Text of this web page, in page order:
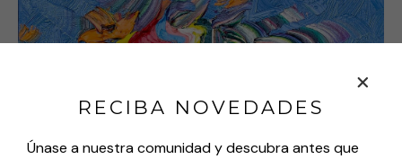
RECIBA NOVEDADES
Únase a nuestra comunidad y descubra antes que